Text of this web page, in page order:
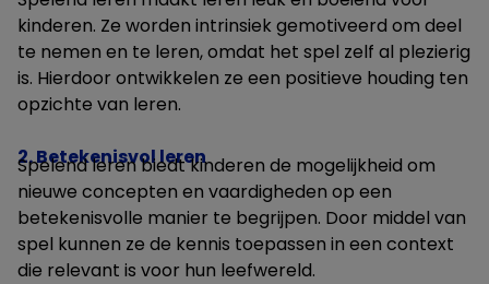
kinderen. Ze worden intrinsiek gemotiveerd om deel
te nemen en te leren, omdat het spel zelf al plezierig
is. Hierdoor ontwikkelen ze een positieve houding ten
opzichte van leren.
2. Betekenisvol leren
Spelend leren biedt kinderen de mogelijkheid om
nieuwe concepten en vaardigheden op een
betekenisvolle manier te begrijpen. Door middel van
spel kunnen ze de kennis toepassen in een context
die relevant is voor hun leefwereld.